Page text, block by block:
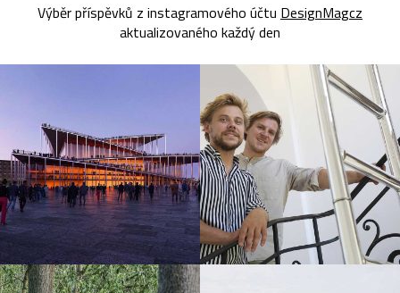
Výběr příspěvků z instagramového účtu DesignMagcz
aktualizovaného každý den